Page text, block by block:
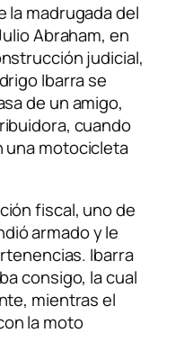
la madrugada del
Abraham, en
judicial,
Ibarra se
de un amigo,
cuando
una motocicleta
fiscal, uno de
armado y le
Ibarra
consigo, la cual
mientras el
la moto